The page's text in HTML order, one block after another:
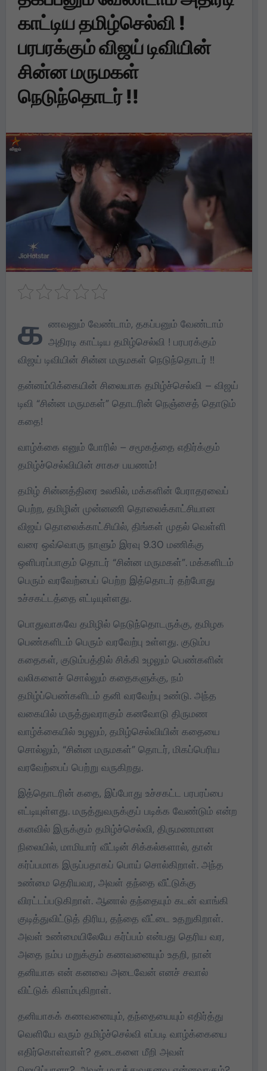
காட்டிய தமிழ்செல்வி !
பரபரக்கும் விஜய் டிவியின்
சின்ன மருமகள்
நெடுந்தொடர் !!
க ணவனும் வேண்டாம், தகப்பனும் வேண்டாம்
அதிரடி காட்டிய தமிழ்செல்வி ! பரபரக்கும்
விஜய் டிவியின் சின்ன மருமகள் நெடுந்தொடர் !!
தன்னம்பிக்கையின் சிலையாக தமிழ்ச்செல்வி – விஜய்
டிவி “சின்ன மருமகள்” தொடரின் நெஞ்சைத் தொடும்
கதை!
வாழ்க்கை எனும் போரில் – சமூகத்தை எதிர்க்கும்
தமிழ்ச்செல்வியின் சாகச பயணம்!
தமிழ் சின்னத்திரை உலகில், மக்களின் பேராதரவைப்
பெற்ற, தமிழின் முன்னணி தொலைக்காட்சியான
விஜய் தொலைக்காட்சியில், திங்கள் முதல் வெள்ளி
வரை ஒவ்வொரு நாளும் இரவு 9.30 மணிக்கு
ஒளிபரப்பாகும் தொடர் “சின்ன மருமகள்”. மக்களிடம்
பெரும் வரவேற்பைப் பெற்ற இத்தொடர் தற்போது
உச்சகட்டத்தை எட்டியுள்ளது.
பொதுவாகவே தமிழில் நெடுந்தொடருக்கு, தமிழக
பெண்களிடம் பெரும் வரவேற்பு உள்ளது. குடும்ப
கதைகள், குடும்பத்தில் சிக்கி உழலும் பெண்களின்
வலிகளைச் சொல்லும் கதைகளுக்கு, நம்
தமிழ்ப்பெண்களிடம் தனி வரவேற்பு உண்டு. அந்த
வகையில் மருத்துவராகும் கனவோடு திருமண
வாழ்க்கையில் உழலும், தமிழ்செல்வியின் கதையை
சொல்லும், “சின்ன மருமகள்” தொடர், மிகப்பெரிய
வரவேற்பைப் பெற்று வருகிறது.
இத்தொடரின் கதை, இப்போது உச்சகட்ட பரபரப்பை
எட்டியுள்ளது. மருத்துவருக்குப் படிக்க வேண்டும் என்ற
கனவில் இருக்கும் தமிழ்ச்செல்வி, திருமணமான
நிலையில், மாமியார் வீட்டின் சிக்கல்களால், தான்
கர்ப்பமாக இருப்பதாகப் பொய் சொல்கிறாள். அந்த
உண்மை தெரியவர, அவள் தந்தை வீட்டுக்கு
விரட்டப்படுகிறாள். ஆனால் தந்தையும் கடன் வாங்கி
குடித்துவிட்டுத் திரிய, தந்தை வீட்டை உதறுகிறாள்.
அவள் உண்மையிலேயே கர்ப்பம் என்பது தெரிய வர,
அதை நம்ப மறுக்கும் கணவனையும் உதறி, நான்
தனியாக என் கனவை அடைவேன் எனச் சவால்
விட்டுக் கிளம்புகிறாள்.
தனியாகக் கணவனையும், தந்தையையும் எதிர்த்து
வெளியே வரும் தமிழ்ச்செல்வி எப்படி வாழ்க்கையை
எதிர்கொள்வாள்? தடைகளை மீறி அவள்